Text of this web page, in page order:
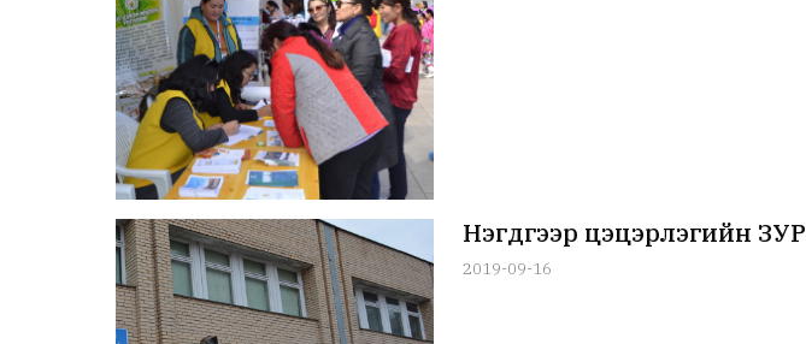
Нэгдүгээр цэцэрлэгийн
2019-09-16